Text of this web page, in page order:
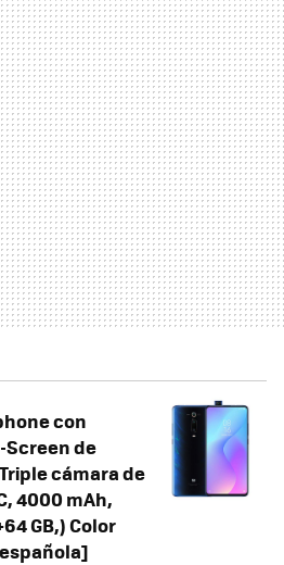
con
Screen de
cámara de
4000 mAh,
GB,) Color